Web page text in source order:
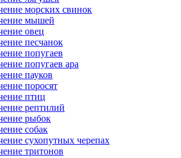
морских свинок
мышей
овец
песчанок
попугаев
попугаев ара
пауков
поросят
птиц
рептилий
рыбок
собак
сухопутных черепах
тритонов